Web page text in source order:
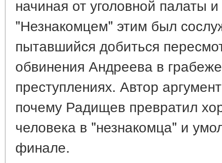
начиная от уголовной палаты
"Незнакомцем" этим был
пытавшийся добиться
обвинения Андреева в
преступлениях. Автор
почему Радищев превратил
человека в "незнакомца" и
финале.